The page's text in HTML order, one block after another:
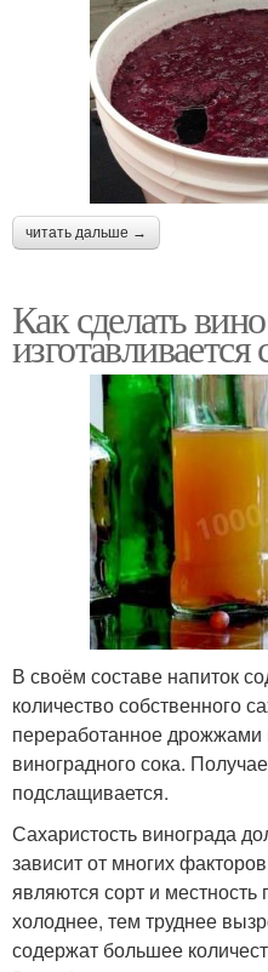
читать дальше →
Как сделать
В своём составе напиток
количество собственного
переработанное
виноградного сока.
подслащивается.
Сахаристость винограда
зависит от многих
являются сорт и
холоднее, тем труднее
содержат большее